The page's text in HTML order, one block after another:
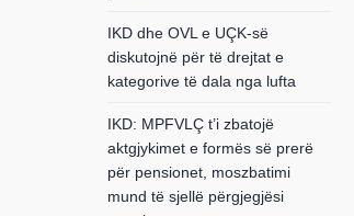
IKD dhe OVL e UÇK-së
diskutojnë për të drejtat e
kategorive të dala nga lufta
IKD: MPFVLÇ t’i zbatojë
aktgjykimet e formës së prerë
për pensionet, moszbatimi
mund të sjellë përgjegjësi